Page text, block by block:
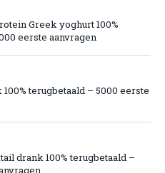
Greek yoghurt 100%
eerste aanvragen
terugbetaald – 5000 eerste
drank 100% terugbetaald –